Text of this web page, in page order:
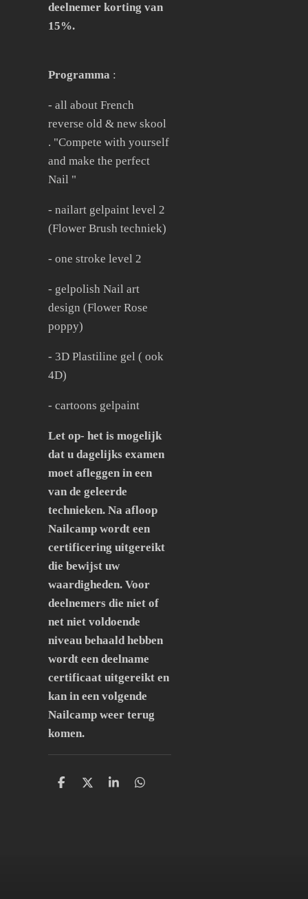
deelnemer korting van
15%.
Programma :
- all about French
reverse old & new skool
. "Compete with yourself
and make the perfect
Nail "
- nailart gelpaint level 2
(Flower Brush techniek)
- one stroke level 2
- gelpolish Nail art
design (Flower Rose
poppy)
- 3D Plastiline gel ( ook
4D)
- cartoons gelpaint
Let op- het is mogelijk
dat u dagelijks examen
moet afleggen in een
van de geleerde
technieken. Na afloop
Nailcamp wordt een
certificering uitgereikt
die bewijst uw
waardigheden. Voor
deelnemers die niet of
net niet voldoende
niveau behaald hebben
wordt een deelname
certificaat uitgereikt en
kan in een volgende
Nailcamp weer terug
komen.
D
D
S
D